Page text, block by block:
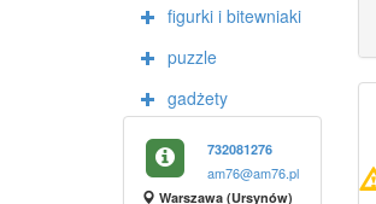
figurki i bitewniaki
puzzle
gadżety
732081276
am76@am76.pl
Warszawa (Ursynów)